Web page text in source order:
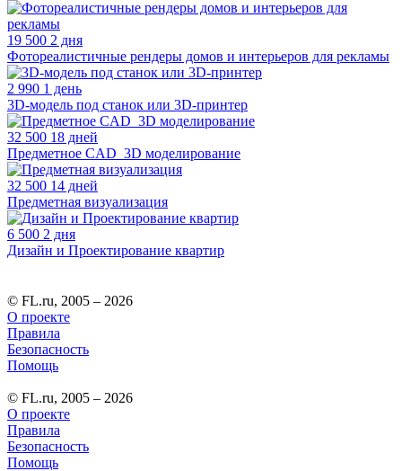
19 500 2 дня
Фотореалистичные рендеры домов и интерьеров для рекламы
2 990 1 день
3D-модель под станок или 3D-принтер
32 500 18 дней
Предметное CAD_3D моделирование
32 500 14 дней
Предметная визуализация
6 500 2 дня
Дизайн и Проектирование квартир
© FL.ru, 2005 – 2026
О проекте
Правила
Безопасность
Помощь
© FL.ru, 2005 – 2026
О проекте
Правила
Безопасность
Помощь